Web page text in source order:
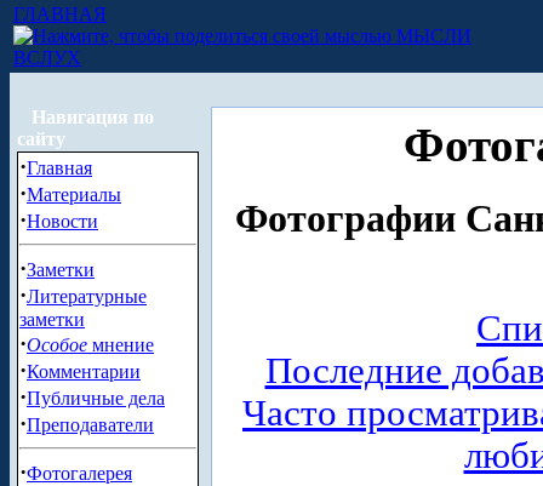
ГЛАВНАЯ
МЫСЛИ
ВСЛУХ
Навигация по
сайту
·Главная
·Материалы
·Новости
·Заметки
·Литературные
заметки
·Особое мнение
·Комментарии
·Публичные дела
·Преподаватели
·Фотогалерея
Фотографии
Последние
Часто